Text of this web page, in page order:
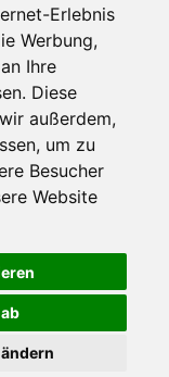
Erlebnis
Werbung,
Ihre
Diese
außerdem,
um zu
Besucher
Website
весь функционал
и, при желании,